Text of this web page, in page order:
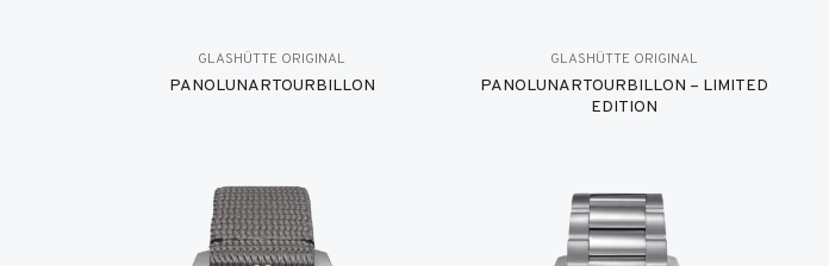
GLASHÜTTE ORIGINAL
PANOLUNARTOURBILLON
GLASHÜTTE ORIGINAL
PANOLUNARTOURBILLON – LIMITED
EDITION